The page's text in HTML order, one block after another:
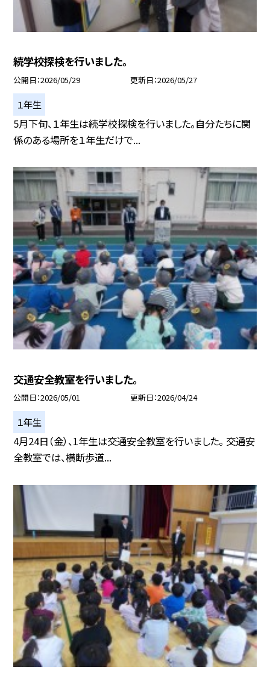
続学校探検を行いました。
公開日 2026/05/29 更新日 2026/05/27
１年生
5月下旬、１年生は続学校探検を行いました。自分たちに関
係のある場所を１年生だけで...
交通安全教室を行いました。
公開日 2026/05/01 更新日 2026/04/24
１年生
4月24日（金）、1年生は交通安全教室を行いました。 交通安
全教室では、横断歩道...